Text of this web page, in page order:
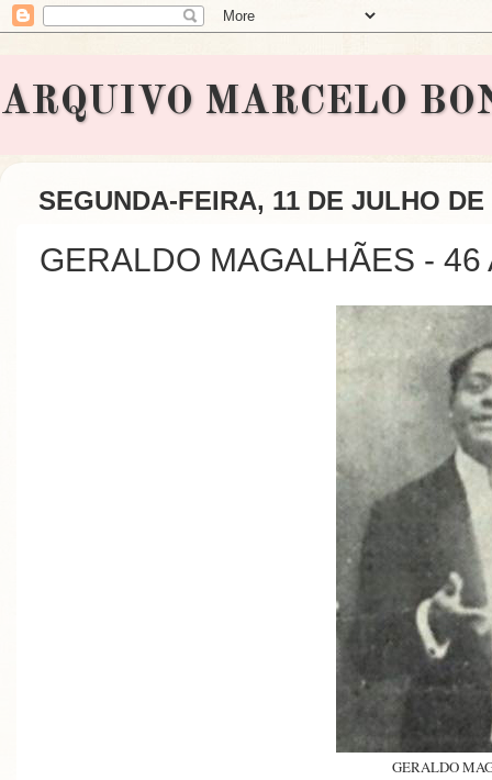
ARQUIVO MARCELO
SEGUNDA-FEIRA, 11 DE JULHO DE
GERALDO MAGALHÃES -
GERALDO